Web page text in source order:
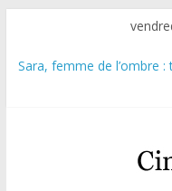
Sara, femme de l’ombre
Journal d’une fille
Aema : mini-série sur le
Glass Heart : excellente
Olympo, saison 1 :